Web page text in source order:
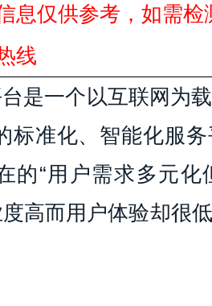
息仅供参考，如需
线
是一个以互联网为
标准化、智能化服
的“用户需求多元
高而用户体验却很